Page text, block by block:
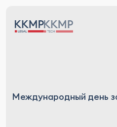
Международный день